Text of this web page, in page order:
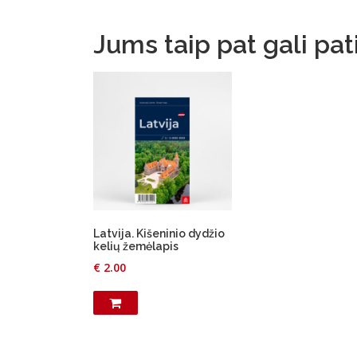
Jums taip pat gali
Latvija. Kišeninio dydžio
kelių žemėlapis
€ 2.00